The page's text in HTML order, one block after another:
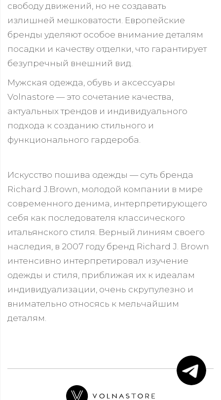
свободу движений, но не создавать
излишней мешковатости. Европейские
бренды уделяют особое внимание деталям
посадки и качеству отделки, что гарантирует
безупречный внешний вид.
Мужская одежда, обувь и аксессуары
Volnastore — это сочетание качества,
актуальных трендов и индивидуального
подхода к созданию стильного и
функционального гардероба.
Искусство пошива одежды — суть бренда
Richard J.Brown, молодой компании в мире
современного денима, интерпретирующего
себя как последователя классического
итальянского стиля. Верный линиям своего
наследия, в 2007 году бренд Richard J. Brown
интенсивно интерпретировал изучение
одежды и стиля, приближая их к идеалам
индивидуализации, очень скрупулезно и
внимательно относясь к мельчайшим
деталям.